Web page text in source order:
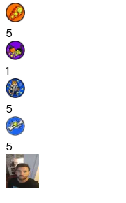
5
1
5
5